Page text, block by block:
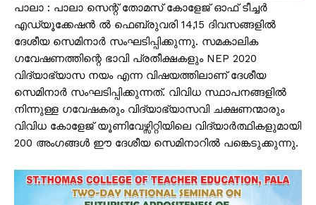
പാലാ : പാലാ സെന്റ് തോമസ് കോളേജ് ഓഫ് ടീച്ചർ
എഡ്യൂക്കേഷൻ ൽ ഫെബ്രുവരി 14,15 ദിവസങ്ങളിൽ
ദേശീയ സെമിനാർ സംഘടിപ്പിക്കുന്നു. സമകാലിക
ഗവേഷണത്തിന്റെ ഭാവി പ്രതീക്ഷകളും NEP 2020
വിദ്യാഭ്യാസ നയം എന്ന വിഷയത്തിലാണ് ദേശീയ
സെമിനാർ സംഘടിപ്പിക്കുന്നത്. വിവിധ സ്ഥാപനങ്ങളിൽ
നിന്നുള്ള ഗവേഷകരും വിദ്യാഭ്യാസവി ചക്ഷണന്മാരും
വിവിധ കോളേജ് യൂണിവേഴ്സിറ്റിയിലെ വിദ്യാർത്ഥികളുമായി
200 അംഗങ്ങൾ ഈ ദേശീയ സെമിനാറിൽ പങ്കെടുക്കുന്നു.